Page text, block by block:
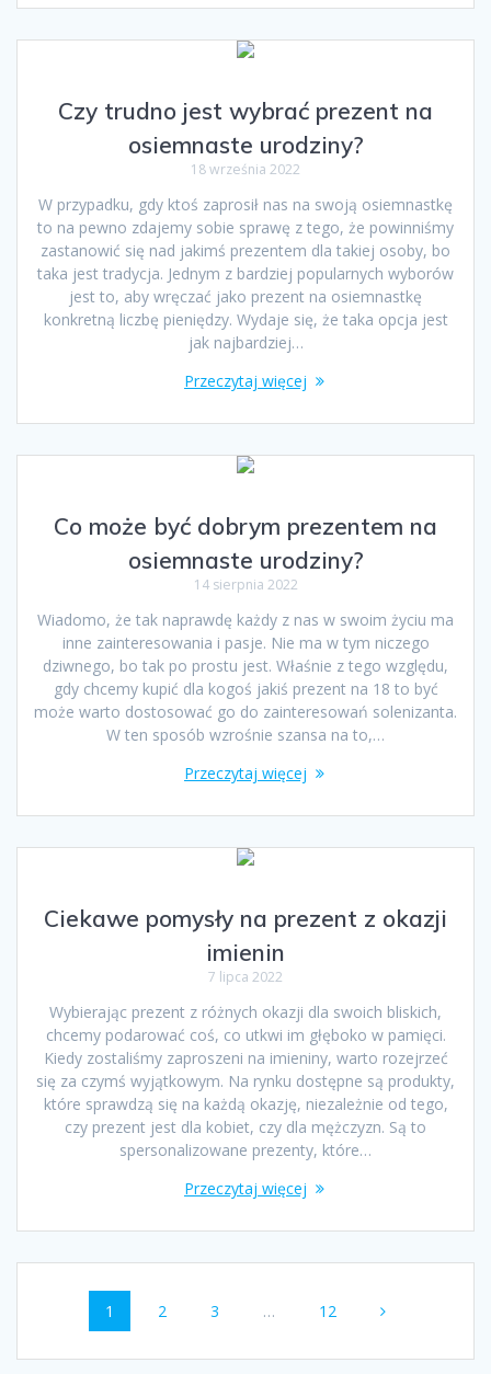
Czy trudno jest wybrać prezent na
osiemnaste urodziny?
18 września 2022
W przypadku, gdy ktoś zaprosił nas na swoją osiemnastkę
to na pewno zdajemy sobie sprawę z tego, że powinniśmy
zastanowić się nad jakimś prezentem dla takiej osoby, bo
taka jest tradycja. Jednym z bardziej popularnych wyborów
jest to, aby wręczać jako prezent na osiemnastkę
konkretną liczbę pieniędzy. Wydaje się, że taka opcja jest
jak najbardziej…
Przeczytaj więcej
Co może być dobrym prezentem na
osiemnaste urodziny?
14 sierpnia 2022
Wiadomo, że tak naprawdę każdy z nas w swoim życiu ma
inne zainteresowania i pasje. Nie ma w tym niczego
dziwnego, bo tak po prostu jest. Właśnie z tego względu,
gdy chcemy kupić dla kogoś jakiś prezent na 18 to być
może warto dostosować go do zainteresowań solenizanta.
W ten sposób wzrośnie szansa na to,…
Przeczytaj więcej
Ciekawe pomysły na prezent z okazji
imienin
7 lipca 2022
Wybierając prezent z różnych okazji dla swoich bliskich,
chcemy podarować coś, co utkwi im głęboko w pamięci.
Kiedy zostaliśmy zaproszeni na imieniny, warto rozejrzeć
się za czymś wyjątkowym. Na rynku dostępne są produkty,
które sprawdzą się na każdą okazję, niezależnie od tego,
czy prezent jest dla kobiet, czy dla mężczyzn. Są to
spersonalizowane prezenty, które…
Przeczytaj więcej
Nawigacja
wpisów
Strona
1 Strona
2 Strona
3 … Strona
12